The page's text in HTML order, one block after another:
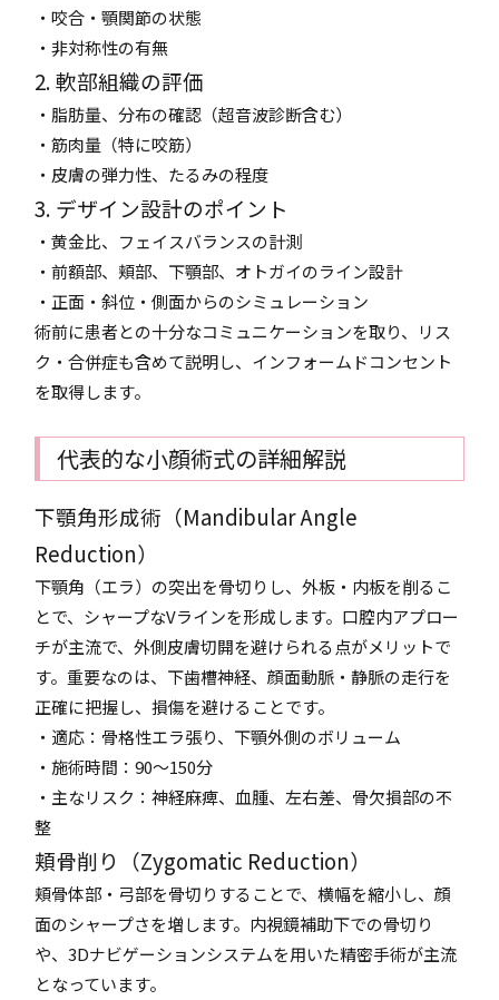
・咬合・顎関節の状態
・非対称性の有無
2. 軟部組織の評価
・脂肪量、分布の確認（超音波診断含む）
・筋肉量（特に咬筋）
・皮膚の弾力性、たるみの程度
3. デザイン設計のポイント
・黄金比、フェイスバランスの計測
・前額部、頬部、下顎部、オトガイのライン設計
・正面・斜位・側面からのシミュレーション
術前に患者との十分なコミュニケーションを取り、リス
ク・合併症も含めて説明し、インフォームドコンセント
を取得します。
代表的な小顔術式の詳細解説
下顎角形成術（Mandibular Angle
Reduction）
下顎角（エラ）の突出を骨切りし、外板・内板を削るこ
とで、シャープなVラインを形成します。口腔内アプロー
チが主流で、外側皮膚切開を避けられる点がメリットで
す。重要なのは、下歯槽神経、顔面動脈・静脈の走行を
正確に把握し、損傷を避けることです。
・適応：骨格性エラ張り、下顎外側のボリューム
・施術時間：90～150分
・主なリスク：神経麻痺、血腫、左右差、骨欠損部の不
整
頬骨削り（Zygomatic Reduction）
頬骨体部・弓部を骨切りすることで、横幅を縮小し、顔
面のシャープさを増します。内視鏡補助下での骨切り
や、3Dナビゲーションシステムを用いた精密手術が主流
となっています。